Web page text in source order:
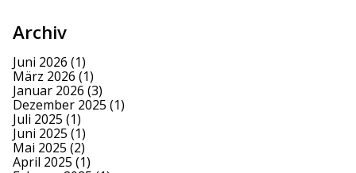
Archiv
Juni 2026 (1)
März 2026 (1)
Januar 2026 (3)
Dezember 2025 (1)
Juli 2025 (1)
Juni 2025 (1)
Mai 2025 (2)
April 2025 (1)